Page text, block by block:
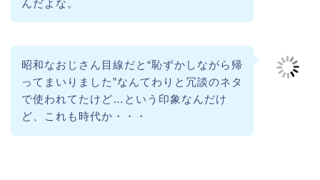
んだよな。
昭和なおじさん目線だと“恥ずかしながら帰
ってまいりました”なんてわりと冗談のネタ
で使われてたけど…という印象なんだけ
ど、これも時代か・・・